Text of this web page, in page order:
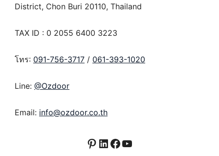
District, Chon Buri 20110, Thailand
TAX ID : 0 2055 6400 3223
โทร: 091-756-3717 / 061-393-1020
Line: @Ozdoor
Email: info@ozdoor.co.th
Pinterest
LinkedIn
Facebook
YouTube